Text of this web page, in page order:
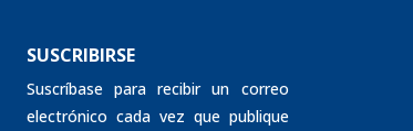
SUSCRIBIRSE
Suscríbase para recibir un correo
electrónico cada vez que publique